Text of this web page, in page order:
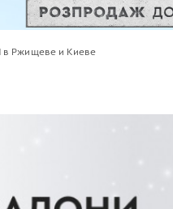
в Ржищеве и Киеве